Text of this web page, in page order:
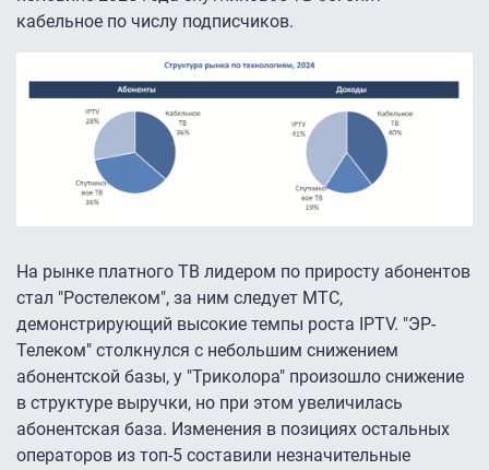
кабельное по числу подписчиков.
На рынке платного ТВ лидером по приросту абонентов
стал "Ростелеком", за ним следует МТС,
демонстрирующий высокие темпы роста IPTV. "ЭР-
Телеком" столкнулся с небольшим снижением
абонентской базы, у "Триколора" произошло снижение
в структуре выручки, но при этом увеличилась
абонентская база. Изменения в позициях остальных
операторов из топ-5 составили незначительные